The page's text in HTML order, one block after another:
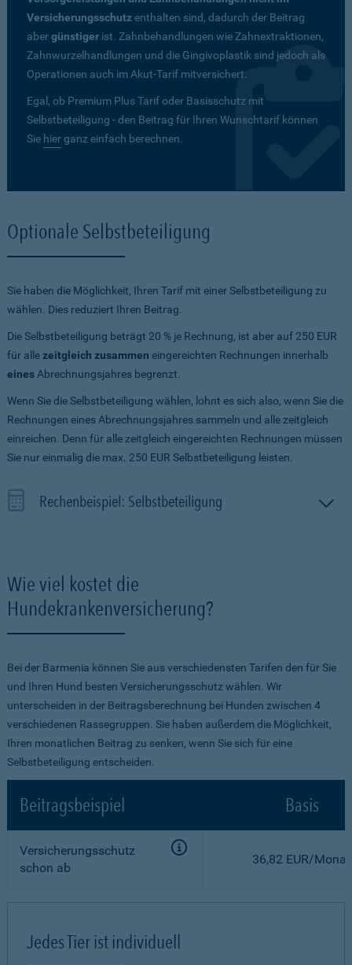
Versicherungsschutzenthalten sind, dadurch der Beitrag
abergünstiger ist. Zahnbehandlungen wie Zahnextraktionen,
Zahnwurzelhandlungen und die Gingivoplastik sind jedoch als
Operationen auch im Akut-Tarif mitversichert.
Egal, ob Premium Plus Tarif oder Basisschutz mit
Selbstbeteiligung - den Beitrag für Ihren Wunschtarif können
Sie hierganz einfach berechnen.
Optionale Selbstbeteiligung
Sie haben die Möglichkeit, Ihren Tarif mit einer Selbstbeteiligung zu
wählen. Dies reduziert Ihren Beitrag.
Die Selbstbeteiligung beträgt 20 % je Rechnung, ist aber auf 250 EUR
für allezeitgleich zusammen eingereichten Rechnungen innerhalb
eines Abrechnungsjahres begrenzt.
Wenn Sie die Selbstbeteiligung wählen, lohnt es sich also, wenn Sie die
Rechnungen eines Abrechnungsjahres sammeln und alle zeitgleich
einreichen. Denn für alle zeitgleich eingereichten Rechnungen müssen
Sie nur einmalig die max. 250 EUR Selbstbeteiligung leisten.
Rechenbeispiel: Selbstbeteiligung
Wie viel kostet die
Hundekrankenversicherung?
Bei der Barmenia können Sie aus verschiedensten Tarifen den für Sie
und Ihren Hund besten Versicherungsschutz wählen. Wir
unterscheiden in der Beitragsberechnung bei Hunden zwischen 4
verschiedenen Rassegruppen. Sie haben außerdem die Möglichkeit,
Ihren monatlichen Beitrag zu senken, wenn Sie sich für eine
Selbstbeteiligung entscheiden.
Beitragsbeispiel Basis
Versicherungsschutz
schon ab
36,82 EUR/Monat
Jedes Tier ist individuell